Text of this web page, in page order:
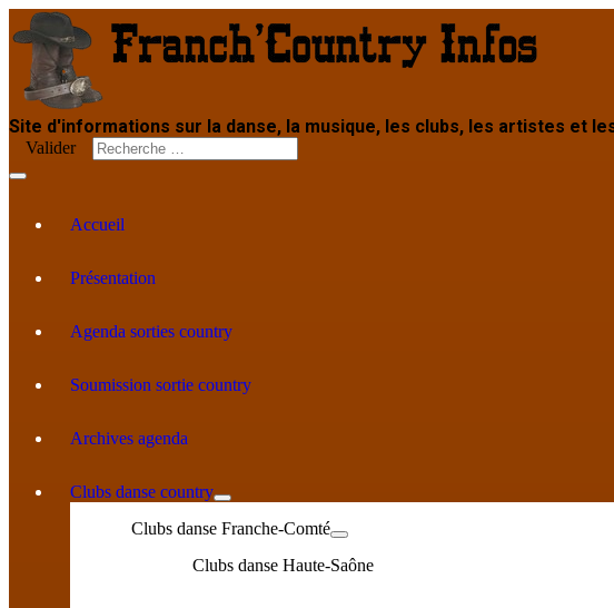
Site d'informations sur la danse, la musique, les clubs, les artistes et
Valider
Accueil
Présentation
Agenda sorties country
Soumission sortie country
Archives agenda
Clubs danse country
Clubs danse Franche-Comté
Clubs danse Haute-Saône